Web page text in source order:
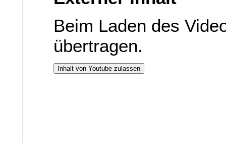
Beim Laden des
übertragen.
Inhalt von Youtube zulassen